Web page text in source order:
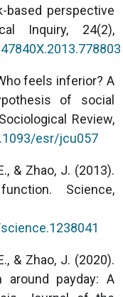
based perspective
Inquiry, 24(2),
feels inferior? A
of social
Review,
esr/jcu057
& Zhao, J. (2013).
Science,
& Zhao, J. (2020).
around payday: A